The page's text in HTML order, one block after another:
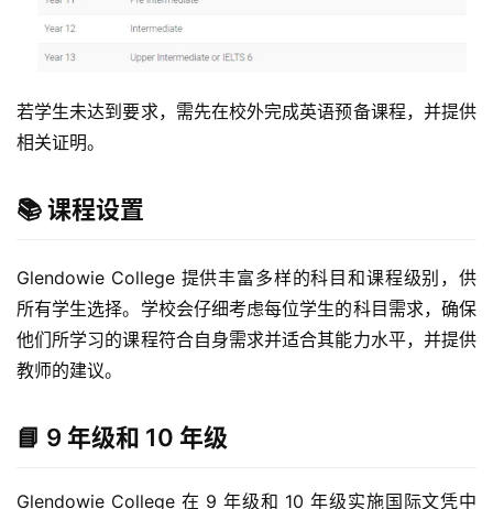
若学生未达到要求，需先在校外完成英语预备课程，并提供
相关证明。
📚 课程设置
Glendowie College 提供丰富多样的科目和课程级别，供
所有学生选择。学校会仔细考虑每位学生的科目需求，确保
他们所学习的课程符合自身需求并适合其能力水平，并提供
教师的建议。
📘 9 年级和 10 年级
Glendowie College 在 9 年级和 10 年级实施国际文凭中